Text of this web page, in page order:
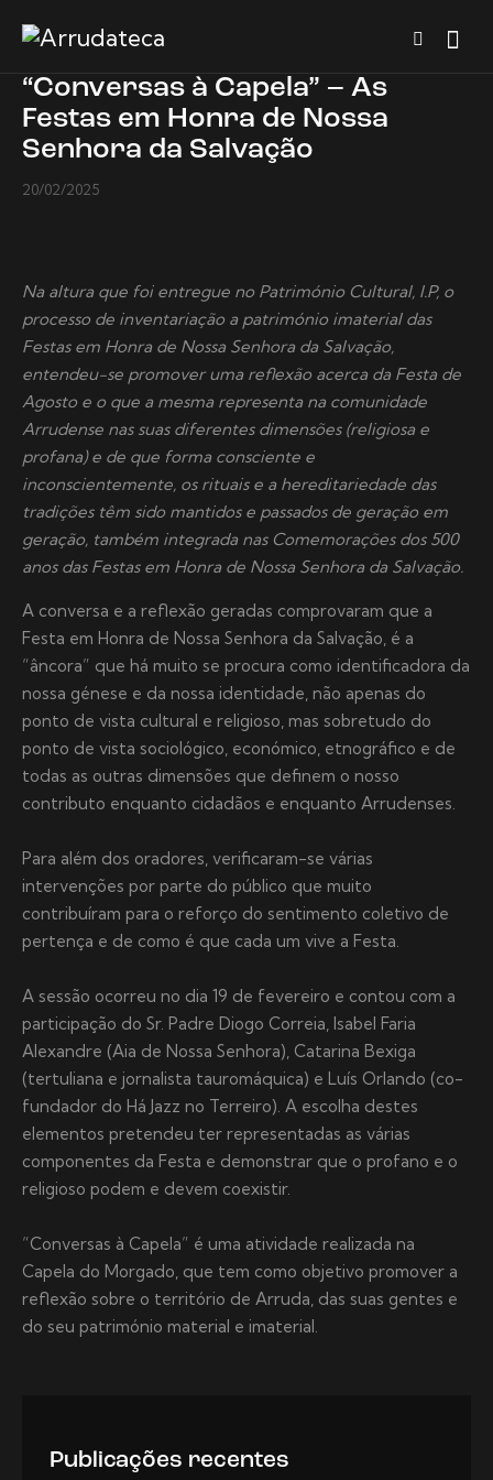
“Conversas à Capela” – As
Festas em Honra de Nossa
Senhora da Salvação
20/02/2025
Na altura que foi entregue no Património Cultural, I.P, o
processo de inventariação a património imaterial das
Festas em Honra de Nossa Senhora da Salvação,
entendeu-se promover uma reflexão acerca da Festa de
Agosto e o que a mesma representa na comunidade
Arrudense nas suas diferentes dimensões (religiosa e
profana) e de que forma consciente e
inconscientemente, os rituais e a hereditariedade das
tradições têm sido mantidos e passados de geração em
geração, também integrada nas Comemorações dos 500
anos das Festas em Honra de Nossa Senhora da Salvação.
A conversa e a reflexão geradas comprovaram que a
Festa em Honra de Nossa Senhora da Salvação, é a
“âncora” que há muito se procura como identificadora da
nossa génese e da nossa identidade, não apenas do
ponto de vista cultural e religioso, mas sobretudo do
ponto de vista sociológico, económico, etnográfico e de
todas as outras dimensões que definem o nosso
contributo enquanto cidadãos e enquanto Arrudenses.
Para além dos oradores, verificaram-se várias
intervenções por parte do público que muito
contribuíram para o reforço do sentimento coletivo de
pertença e de como é que cada um vive a Festa.
A sessão ocorreu no dia 19 de fevereiro e contou com a
participação do Sr. Padre Diogo Correia, Isabel Faria
Alexandre (Aia de Nossa Senhora), Catarina Bexiga
(tertuliana e jornalista tauromáquica) e Luís Orlando (co-
fundador do Há Jazz no Terreiro). A escolha destes
elementos pretendeu ter representadas as várias
componentes da Festa e demonstrar que o profano e o
religioso podem e devem coexistir.
“Conversas à Capela” é uma atividade realizada na
Capela do Morgado, que tem como objetivo promover a
reflexão sobre o território de Arruda, das suas gentes e
do seu património material e imaterial.
Publicações recentes